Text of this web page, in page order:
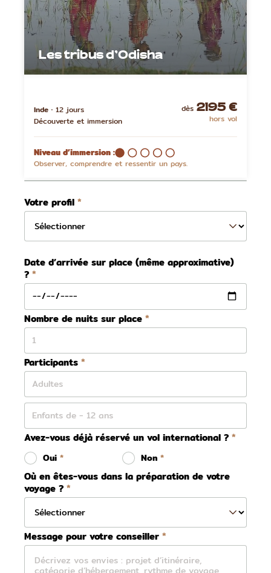
Les tribus d’Odisha
Inde ⋅ 12 jours
Découverte et immersion
dès 2195 €
hors vol
Niveau d’immersion :
Observer, comprendre et ressentir un pays.
Votre profil
Date d’arrivée sur place (même approximative)
?
Nombre de nuits sur place
Participants
Avez-vous déjà réservé un vol international ?
Oui Non
Où en êtes-vous dans la préparation de votre
voyage ?
Message pour votre conseiller